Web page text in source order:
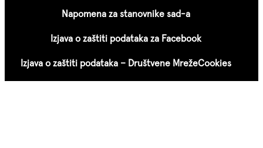
Napomena za stanovnike sad-a
Izjava o zaštiti podataka za Facebook
Izjava o zaštiti podataka – Društvene MrežeCookies